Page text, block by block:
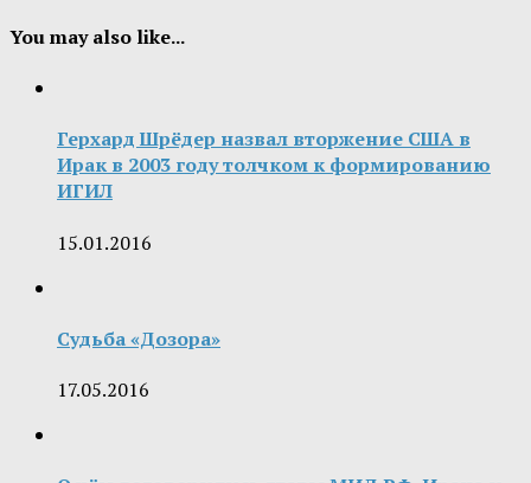
You may also like...
Герхард Шрёдер назвал вторжение США в
Ирак в 2003 году толчком к формированию
ИГИЛ
15.01.2016
Судьба «Дозора»
17.05.2016